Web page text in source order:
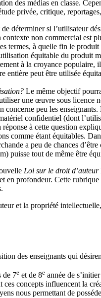
des médias en classe.
privée, critique,
déterminer si l’utilisateur
non commercial est
termes, à quelle fin le
équitable du produit
à la croyance populaire,
entière peut être utilisée
Le même objectif
une œuvre sous licence
concerne peu les
confidentiel (dont
réponse à cette question
comme étant équitables.
a peu de chances
puisse tout de même être
Loi sur le droit d’auteur
profondeur. Cette
et la propriété
des enseignants qui
de 7e et de 8e année de
concepts influencent la
nous permettant de